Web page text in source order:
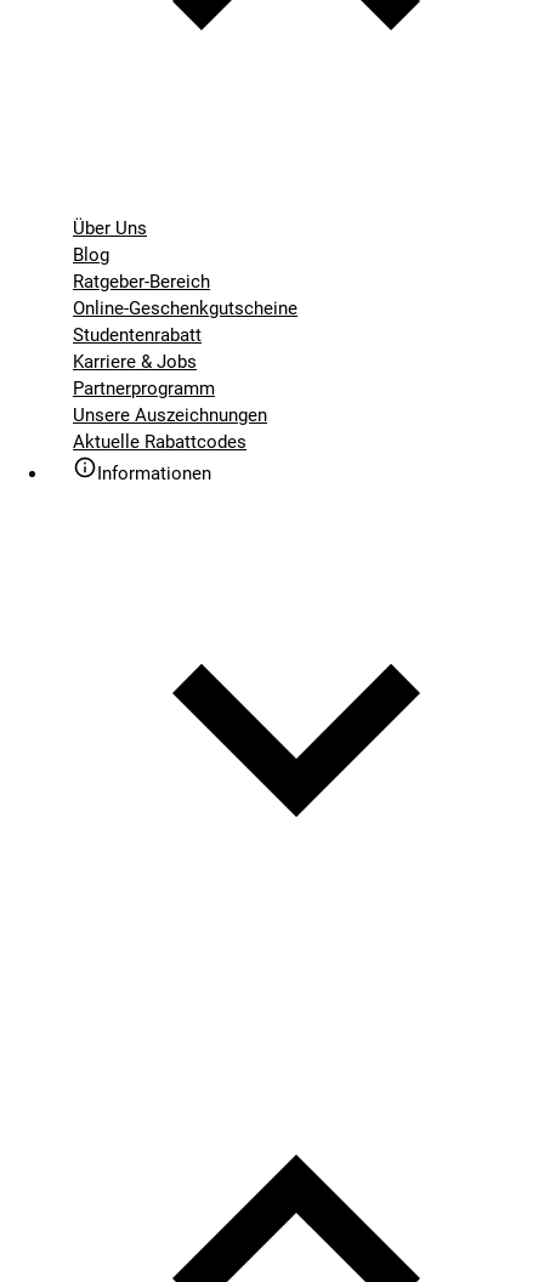
Über Uns
Blog
Ratgeber-Bereich
Online-Geschenkgutscheine
Studentenrabatt
Karriere & Jobs
Partnerprogramm
Unsere Auszeichnungen
Aktuelle Rabattcodes
Informationen